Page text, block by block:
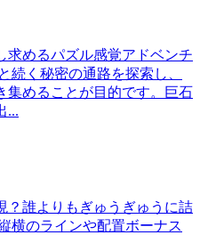
求めるパズル感覚アドベンチ
続く秘密の通路を探索し、
集めることが目的です。巨石
...
？誰よりもぎゅうぎゅうに詰
横のラインや配置ボーナス